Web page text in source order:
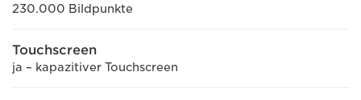
230.000 Bildpunkte
Touchscreen
ja – kapazitiver Touchscreen